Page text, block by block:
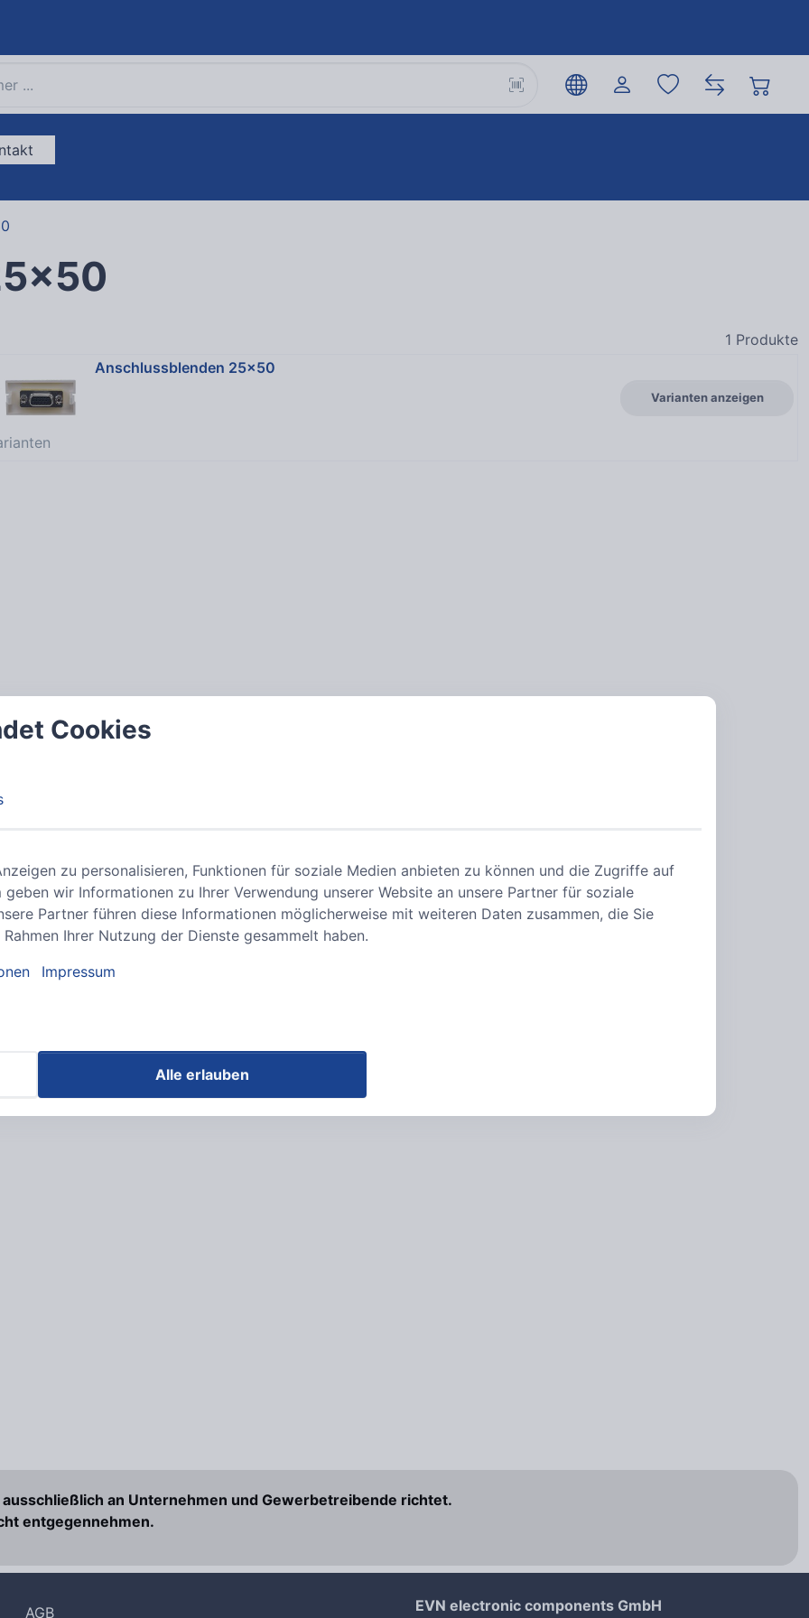
1 Produkte
Anschlussblenden 25x50
Varianten anzeigen
an Unternehmen und Gewerbetreibende richtet.
entgegennehmen.
AGB EVN electronic components GmbH
Cookies
zu personalisieren, Funktionen für soziale Medien anbieten zu können und die Zugriffe auf
wir Informationen zu Ihrer Verwendung unserer Website an unsere Partner für soziale
Partner führen diese Informationen möglicherweise mit weiteren Daten zusammen, die Sie
Ihrer Nutzung der Dienste gesammelt haben.
Impressum
Alle erlauben